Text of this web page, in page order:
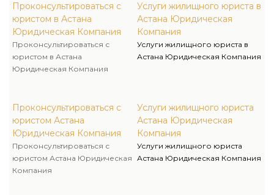
Проконсультироваться с
юристом в Астана
Юридическая Компания
Проконсультироваться с
юристом в Астана
Юридическая Компания
Проконсультироваться с
юристом Астана
Юридическая Компания
Проконсультироваться с
юристом Астана Юридическая
Компания
Услуги жилищного юриста в
Астана Юридическая
Компания
Услуги жилищного юриста в
Астана Юридическая Компания
Услуги жилищного юриста
Астана Юридическая
Компания
Услуги жилищного юриста
Астана Юридическая Компания